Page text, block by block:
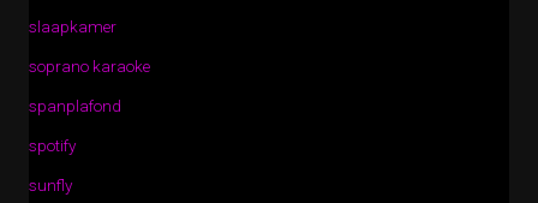
slaapkamer
soprano karaoke
spanplafond
spotify
sunfly